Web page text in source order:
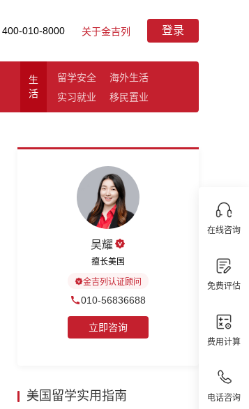
400-010-8000 关于金吉列 登录
生
活
留学安全
海外生活
实习就业
移民置业
在线咨询
免费评估
费用计算
电话咨询
吴耀
擅长美国
金吉列认证顾问
010-56836688
立即咨询
美国留学实用指南